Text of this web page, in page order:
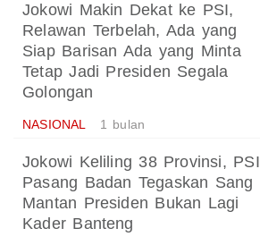
Jokowi Makin Dekat ke PSI,
Relawan Terbelah, Ada yang
Siap Barisan Ada yang Minta
Tetap Jadi Presiden Segala
Golongan
NASIONAL 1 bulan
Jokowi Keliling 38 Provinsi, PSI
Pasang Badan Tegaskan Sang
Mantan Presiden Bukan Lagi
Kader Banteng